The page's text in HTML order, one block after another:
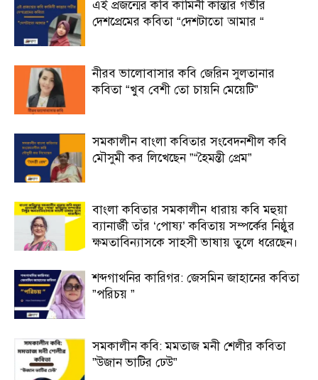
এই প্রজন্মের কবি কামিনী কান্তার গভীর
দেশপ্রেমের কবিতা “দেশটাতো আমার “
নীরব ভালোবাসার কবি জেরিন সুলতানার
কবিতা “খুব বেশী তো চায়নি মেয়েটি”
সমকালীন বাংলা কবিতার সংবেদনশীল কবি
মৌসুমী কর লিখেছেন ”“হৈমন্তী প্রেম”
বাংলা কবিতার সমকালীন ধারায় কবি মহুয়া
ব্যানার্জী তাঁর ‘পোষ্য’ কবিতায় সম্পর্কের নিষ্ঠুর
ক্ষমতাবিন্যাসকে সাহসী ভাষায় তুলে ধরেছেন।
শব্দগাথনির কারিগর: জেসমিন জাহানের কবিতা
”পরিচয় ”
সমকালীন কবি: মমতাজ মনী শেলীর কবিতা
”উজান ভাটির ঢেউ”